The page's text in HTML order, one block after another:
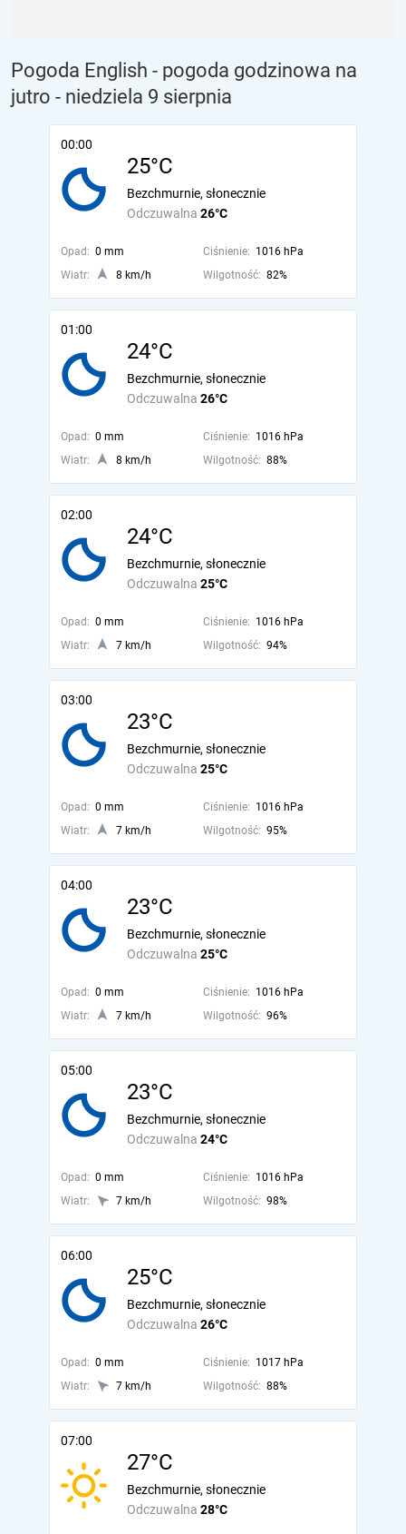
Pogoda English - pogoda godzinowa na
jutro - niedziela 9 sierpnia
00:00
25°C
Odczuwalna 26°C
Bezchmurnie, słonecznie
Opad: 0 mm Ciśnienie: 1016 hPa
Wiatr:
8 km/h Wilgotność: 82%
01:00
24°C
Odczuwalna 26°C
Bezchmurnie, słonecznie
Opad: 0 mm Ciśnienie: 1016 hPa
Wiatr:
8 km/h Wilgotność: 88%
02:00
24°C
Odczuwalna 25°C
Bezchmurnie, słonecznie
Opad: 0 mm Ciśnienie: 1016 hPa
Wiatr:
7 km/h Wilgotność: 94%
03:00
23°C
Odczuwalna 25°C
Bezchmurnie, słonecznie
Opad: 0 mm Ciśnienie: 1016 hPa
Wiatr:
7 km/h Wilgotność: 95%
04:00
23°C
Odczuwalna 25°C
Bezchmurnie, słonecznie
Opad: 0 mm Ciśnienie: 1016 hPa
Wiatr:
7 km/h Wilgotność: 96%
05:00
23°C
Odczuwalna 24°C
Bezchmurnie, słonecznie
Opad: 0 mm Ciśnienie: 1016 hPa
Wiatr:
7 km/h Wilgotność: 98%
06:00
25°C
Odczuwalna 26°C
Bezchmurnie, słonecznie
Opad: 0 mm Ciśnienie: 1017 hPa
Wiatr:
7 km/h Wilgotność: 88%
07:00
27°C
Odczuwalna 28°C
Bezchmurnie, słonecznie